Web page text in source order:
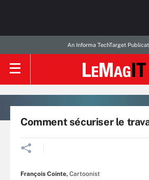
An Informa TechTarget
Comment sécuriser le
François Cointe, Cartoonist